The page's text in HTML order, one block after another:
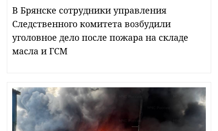
В Брянске сотрудники управления
Следственного комитета возбудили
уголовное дело после пожара на складе
масла и ГСМ